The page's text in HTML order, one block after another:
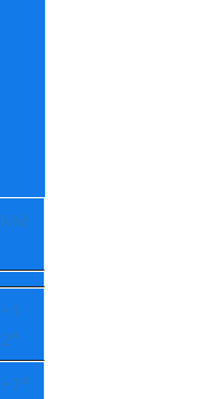
Mié
+1
2°
+7°